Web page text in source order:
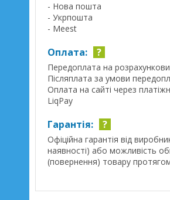
- Нова пошта
- Укрпошта
- Meest
Оплата: ?
Передоплата на
Післяплата за умови
Оплата на сайті через
LiqPay
Гарантія: ?
Офіційна гарантія від
наявності) або можливість
(повернення) товару